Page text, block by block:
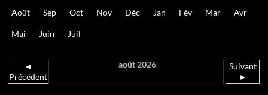
Août Sep Oct Nov Déc Jan Fév Mar Avr
Mai Juin Juil
◄
Précédent
août 2026
Suivant
►